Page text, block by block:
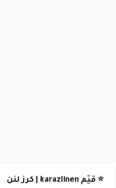
⭐ قيّم karazlinen | كرز لنن